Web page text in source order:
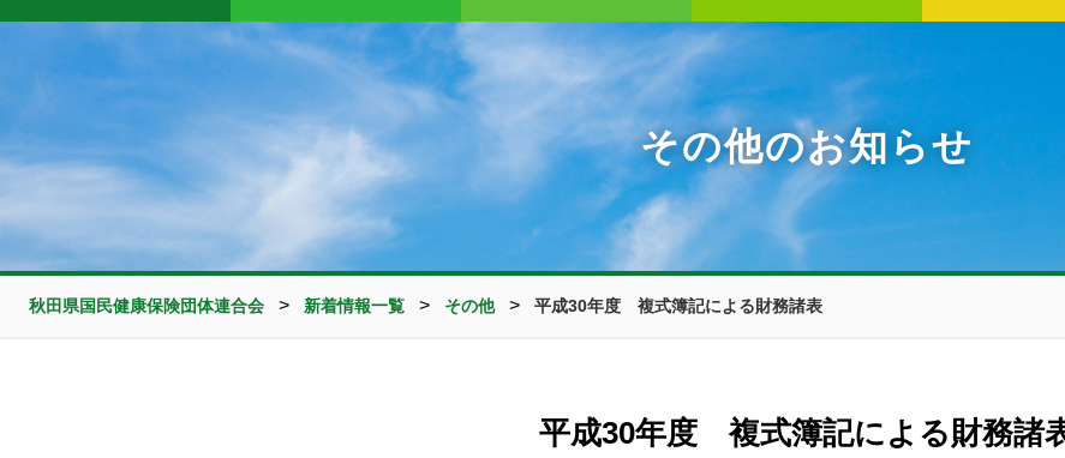
その他のお知らせ
秋田県国民健康保険団体連合会 > 新着情報一覧 > その他 > 平成30年度 複式簿記による財務諸表
平成30年度 複式簿記による財務諸